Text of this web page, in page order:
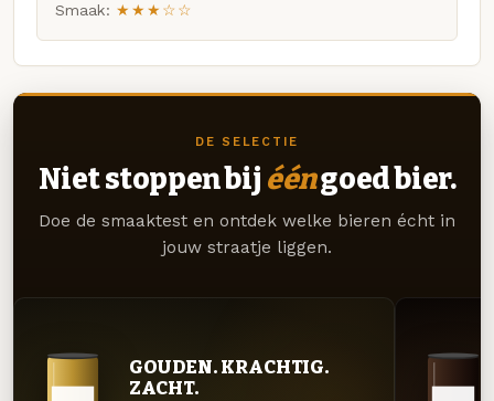
Smaak: ★★★☆☆
DE SELECTIE
Niet stoppen bij ééngoed bier.
Doe de smaaktest en ontdek welke bieren écht in
jouw straatje liggen.
GOUDEN. KRACHTIG.
ZACHT.